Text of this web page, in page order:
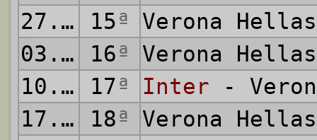
27.01.1974
15ª
Verona
03.02.1974
16ª
Verona
10.02.1974
17ª Inter -
17.02.1974
18ª
Verona